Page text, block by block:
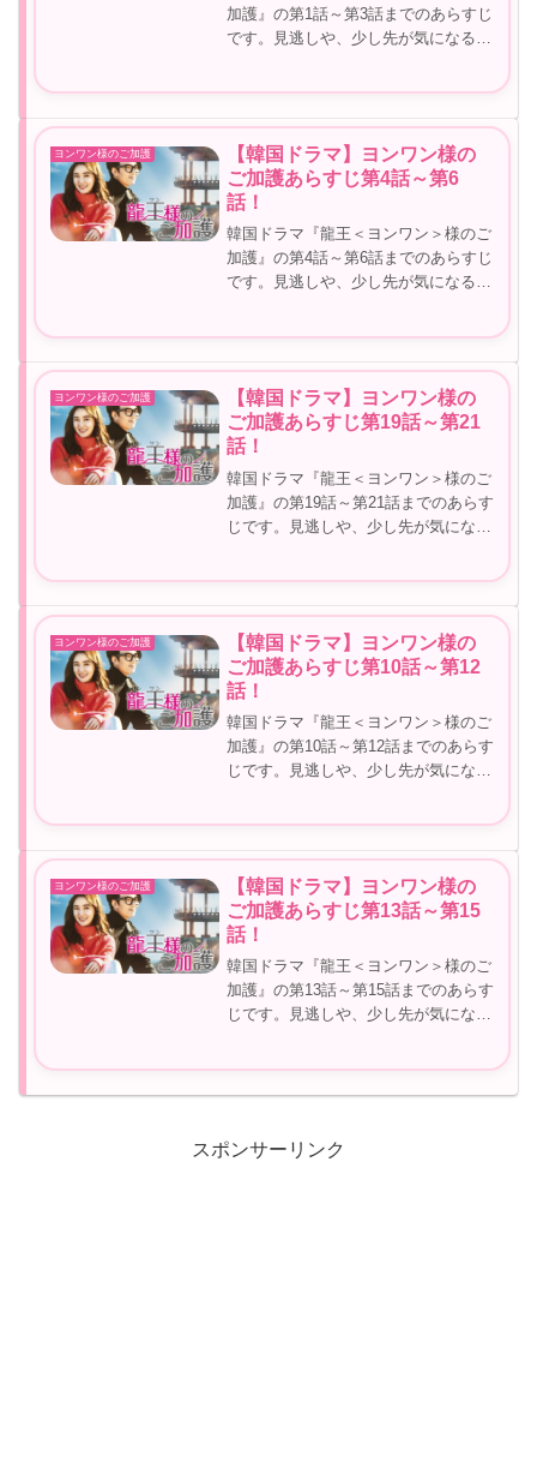
加護』の第1話～第3話までのあらすじ
です。見逃しや、少し先が気になる方
1話あらすじ1998年、高麗の美...
ヨンワン様のご加護
【韓国ドラマ】ヨンワン様の
ご加護あらすじ第4話～第6
話！
韓国ドラマ『龍王＜ヨンワン＞様のご
加護』の第4話～第6話までのあらすじ
です。見逃しや、少し先が気になる方
4話あらすじ有名なピアニストのブ...
ヨンワン様のご加護
【韓国ドラマ】ヨンワン様の
ご加護あらすじ第19話～第21
話！
韓国ドラマ『龍王＜ヨンワン＞様のご
加護』の第19話～第21話までのあらす
じです。見逃しや、少し先が気になる
ご加護19話あらすじチュボの御...
ヨンワン様のご加護
【韓国ドラマ】ヨンワン様の
ご加護あらすじ第10話～第12
話！
韓国ドラマ『龍王＜ヨンワン＞様のご
加護』の第10話～第12話までのあらす
じです。見逃しや、少し先が気になる
ご加護10話あらすじボランティ...
ヨンワン様のご加護
【韓国ドラマ】ヨンワン様の
ご加護あらすじ第13話～第15
話！
韓国ドラマ『龍王＜ヨンワン＞様のご
加護』の第13話～第15話までのあらす
じです。見逃しや、少し先が気になる
スポンサーリンク